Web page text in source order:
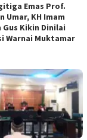
Emas Prof.
Umar, KH Imam
Gus Kikin Dinilai
Warnai Muktamar